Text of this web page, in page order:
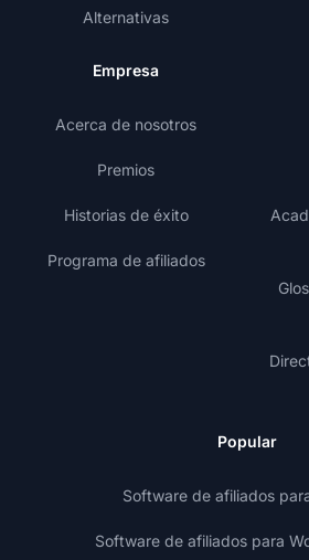
Alternativas
Empresa
Acerca de nosotros
Premios
Historias de éxito
Programa de afiliados
Popular
Software de afiliados
Software de afiliados para